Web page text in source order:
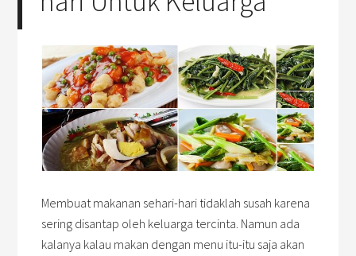
Membuat makanan sehari-hari tidaklah susah karena
sering disantap oleh keluarga tercinta. Namun ada
kalanya kalau makan dengan menu itu-itu saja akan